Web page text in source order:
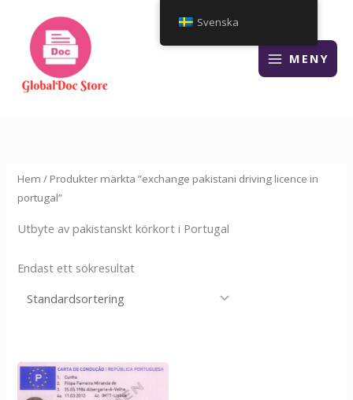
innehåll
MENY
Hem / Produkter märkta ”exchange pakistani driving licence in
portugal”
Utbyte av pakistanskt körkort i Portugal
Endast ett sökresultat
Svenska